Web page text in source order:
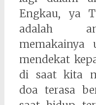
Engkau, ya
adalah
mendekat
di saat kita
doa terasa